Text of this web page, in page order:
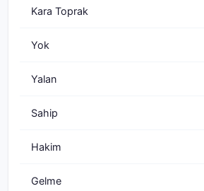
Kara Toprak
Yok
Yalan
Sahip
Hakim
Gelme